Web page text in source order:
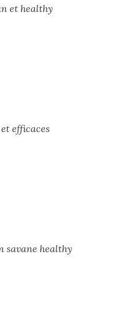
et healthy
efficaces
savane healthy